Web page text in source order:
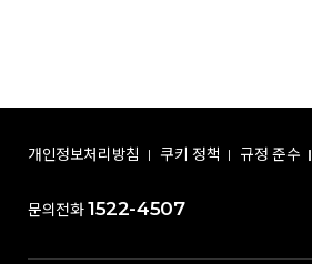
개인정보처리방침 쿠키 정책 규정 준수
문의전화 1522-4507